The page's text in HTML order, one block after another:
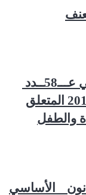
حسب القانون الأساسي التونسي عـــ58ــدد
لسنة 2017 مؤرخ في 11 أوت 2017 المتعلق
والطفل
الأساسي